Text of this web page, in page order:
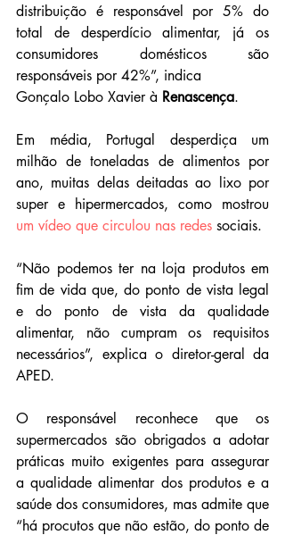
distribuição é responsável por 5% do
total de desperdício alimentar, já os
consumidores domésticos são
responsáveis por 42%”, indica
Gonçalo Lobo Xavier à Renascença.
Em média, Portugal desperdiça um
milhão de toneladas de alimentos por
ano, muitas delas deitadas ao lixo por
um vídeo que circulou nas redes sociais.
“Não podemos ter na loja produtos em
fim de vida que, do ponto de vista legal
e do ponto de vista da qualidade
alimentar, não cumpram os requisitos
necessários”, explica o diretor-geral da
APED.
O responsável reconhece que os
supermercados são obrigados a adotar
práticas muito exigentes para assegurar
a qualidade alimentar dos produtos e a
saúde dos consumidores, mas admite que
“há procutos que não estão, do ponto de